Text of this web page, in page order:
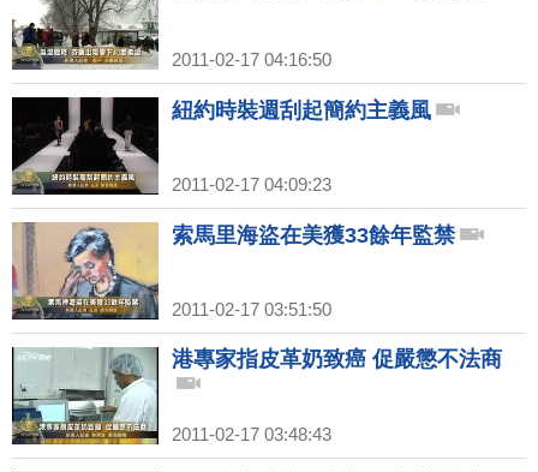
2011-02-17 04:16:50
紐約時裝週刮起簡約主義風
2011-02-17 04:09:23
索馬里海盜在美獲33餘年監禁
2011-02-17 03:51:50
港專家指皮革奶致癌 促嚴懲不法商
2011-02-17 03:48:43